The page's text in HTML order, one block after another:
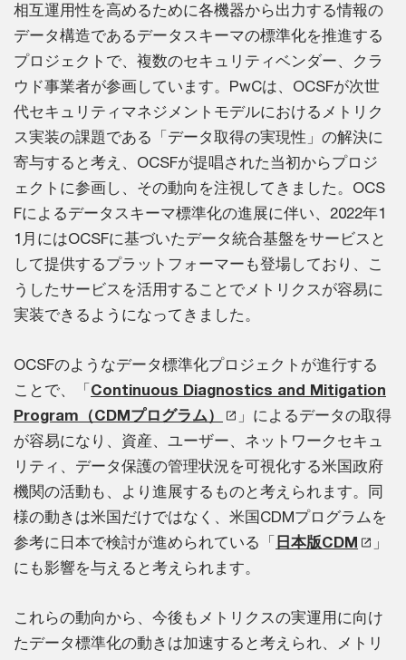
相互運用性を高めるために各機器から出力する情報の
データ構造であるデータスキーマの標準化を推進する
プロジェクトで、複数のセキュリティベンダー、クラ
ウド事業者が参画しています。PwCは、OCSFが次世
代セキュリティマネジメントモデルにおけるメトリク
ス実装の課題である「データ取得の実現性」の解決に
寄与すると考え、OCSFが提唱された当初からプロジ
ェクトに参画し、その動向を注視してきました。OCS
Fによるデータスキーマ標準化の進展に伴い、2022年1
1月にはOCSFに基づいたデータ統合基盤をサービスと
して提供するプラットフォーマーも登場しており、こ
うしたサービスを活用することでメトリクスが容易に
実装できるようになってきました。
OCSFのようなデータ標準化プロジェクトが進行する
ことで、「Continuous Diagnostics and Mitigation
Program（CDMプログラム）
」によるデータの取得
が容易になり、資産、ユーザー、ネットワークセキュ
リティ、データ保護の管理状況を可視化する米国政府
機関の活動も、より進展するものと考えられます。同
様の動きは米国だけではなく、米国CDMプログラムを
参考に日本で検討が進められている「 日本版CDM
」
にも影響を与えると考えられます。
これらの動向から、今後もメトリクスの実運用に向け
たデータ標準化の動きは加速すると考えられ、メトリ